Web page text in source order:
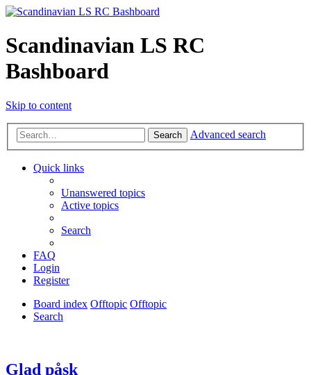
Scandinavian LS RC
Bashboard
Skip to content
Search Advanced search
Quick links
Unanswered topics
Active topics
Search
FAQ
Login
Register
Board index Offtopic Offtopic
Search
Glad påsk